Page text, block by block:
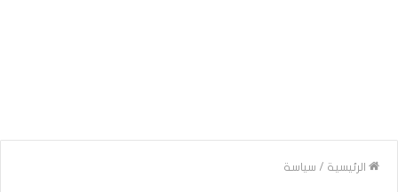
الرئيسية / سياسة